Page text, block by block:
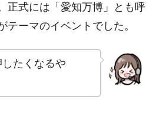
正式には「愛知万博」とも呼
テーマのイベントでした。
たくなるや